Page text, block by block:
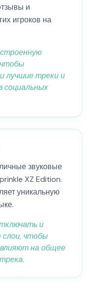
и
игроков на
лучшие треки и
социальных
звуковые
XZ Edition.
уникальную
и
слои, чтобы
влияют на общее